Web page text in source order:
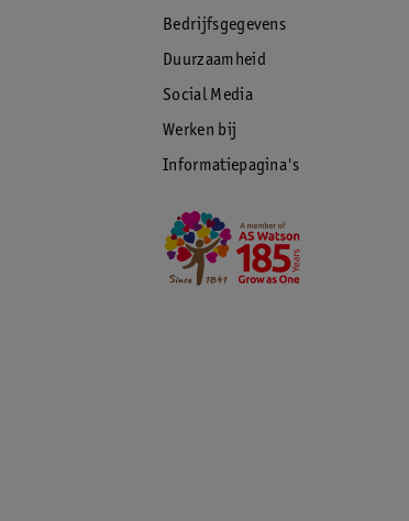
Bedrijfsgegevens
Duurzaamheid
Social Media
Werken bij
Informatiepagina's